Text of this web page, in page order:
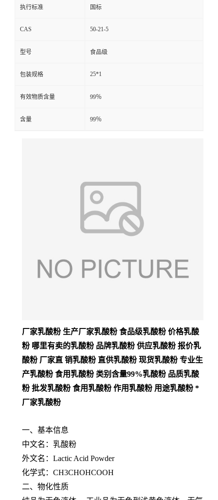
执行标准 国标
CAS 50-21-5
型号 食品级
包装规格 25*1
有效物质含量 99％
含量 99％
厂家乳酸粉 生产厂家乳酸粉 食品级乳酸粉 价格乳酸
粉 哪里有卖的乳酸粉 品牌乳酸粉 供应乳酸粉 报价乳
酸粉 厂家直 销乳酸粉 直供乳酸粉 现货乳酸粉 专业生
产乳酸粉 食用乳酸粉 类别含量99%乳酸粉 品质乳酸
粉 批发乳酸粉 食用乳酸粉 作用乳酸粉 用途乳酸粉 *
厂家乳酸粉
一、基本信息
中文名：乳酸粉
外文名：Lactic Acid Powder
化学式：CH3CHOHCOOH
二、物化性质